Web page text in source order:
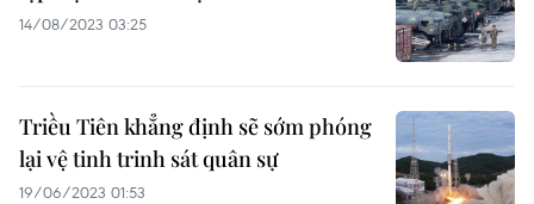
14/08/2023 03:25
Triều Tiên khẳng định sẽ sớm phóng
lại vệ tinh trinh sát quân sự
19/06/2023 01:53